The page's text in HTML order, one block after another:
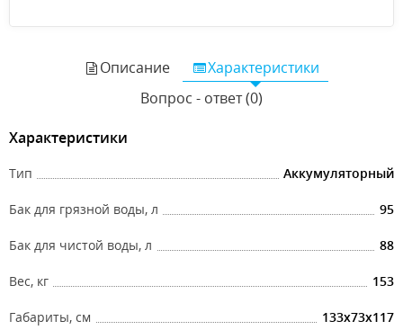
Описание
Характеристики
Вопрос - ответ (0)
Характеристики
Тип Аккумуляторный
Бак для грязной воды, л 95
Бак для чистой воды, л 88
Вес, кг 153
Габариты, см 133x73x117